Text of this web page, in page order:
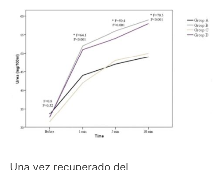
Una vez recuperado del